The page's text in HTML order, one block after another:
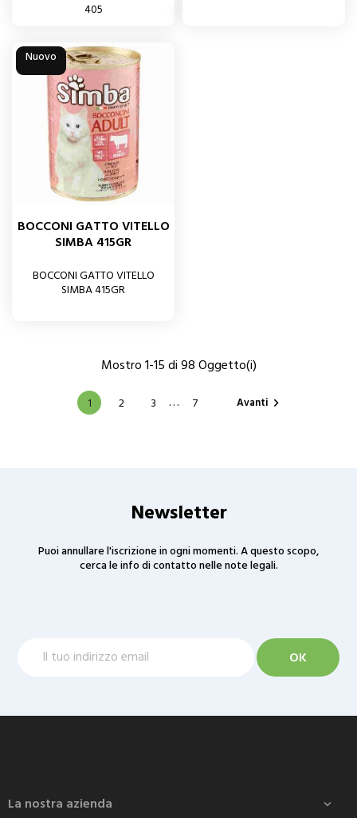
405
Nuovo
BOCCONI GATTO VITELLO
SIMBA 415GR
BOCCONI GATTO VITELLO
SIMBA 415GR
Mostro 1-15 di 98 Oggetto(i)
1 2 3 … 7 Avanti 
Newsletter
Puoi annullare l'iscrizione in ogni momenti. A questo scopo,
cerca le info di contatto nelle note legali.
La nostra azienda 